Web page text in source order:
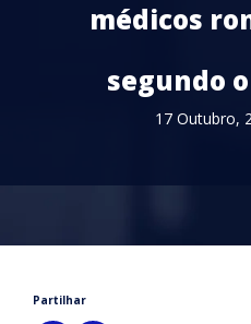
médicos
segundo
17 Outubro,
Partilhar